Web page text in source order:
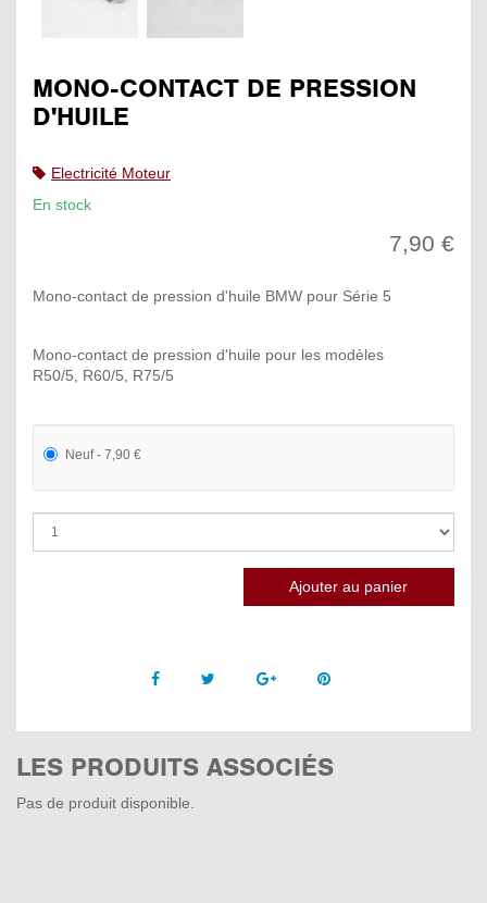
MONO-CONTACT DE PRESSION
D'HUILE
Electricité Moteur
En stock
7,90 €
Mono-contact de pression d'huile BMW pour Série 5
Mono-contact de pression d'huile pour les modèles
R50/5, R60/5, R75/5
Neuf - 7,90 €
Facebook Twitter Google +Pinterest
LES PRODUITS ASSOCIÉS
Pas de produit disponible.